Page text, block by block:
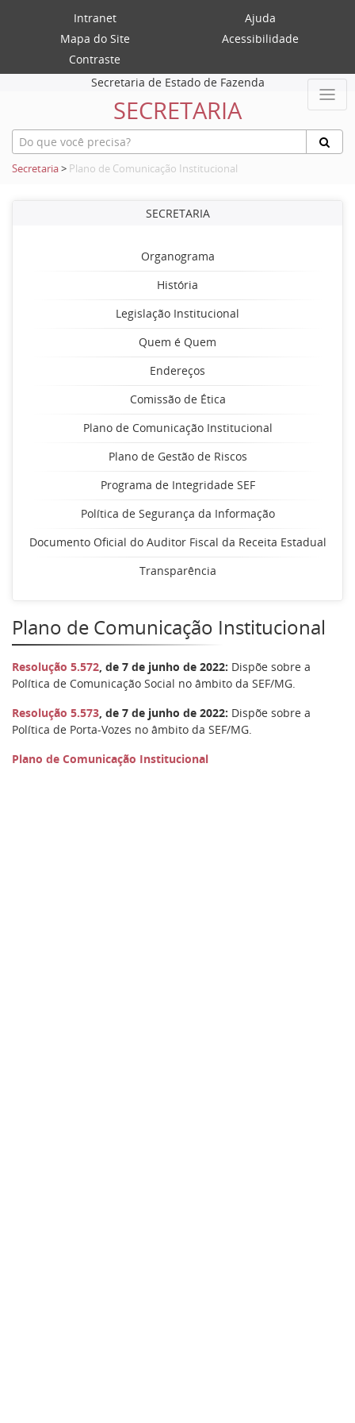
Intranet
Ajuda
Mapa do Site
Acessibilidade
Contraste
Secretaria de Estado de Fazenda
SECRETARIA
Secretaria> Plano de Comunicação Institucional
SECRETARIA
Organograma
História
Legislação Institucional
Quem é Quem
Endereços
Comissão de Ética
Plano de Comunicação Institucional
Plano de Gestão de Riscos
Programa de Integridade SEF
Política de Segurança da Informação
Documento Oficial do Auditor Fiscal da Receita Estadual
Transparência
Plano de Comunicação Institucional
Resolução 5.572, de 7 de junho de 2022: Dispõe sobre a
Política de Comunicação Social no âmbito da SEF/MG.
Resolução 5.573, de 7 de junho de 2022: Dispõe sobre a
Política de Porta-Vozes no âmbito da SEF/MG.
Plano de Comunicação Institucional